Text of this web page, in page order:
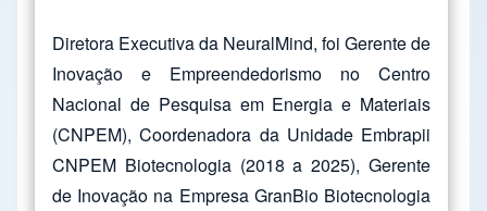
Diretora Executiva da NeuralMind, foi Gerente de
Inovação e Empreendedorismo no Centro
Nacional de Pesquisa em Energia e Materiais
(CNPEM), Coordenadora da Unidade Embrapii
CNPEM Biotecnologia (2018 a 2025), Gerente
de Inovação na Empresa GranBio Biotecnologia